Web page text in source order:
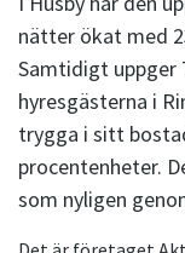
nätter ökat med
Samtidigt uppger
hyresgästerna i
trygga i sitt
procentenheter.
som nyligen